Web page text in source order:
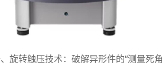
转触压技术：破解异形件的“测量死